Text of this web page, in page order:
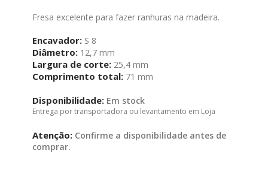
Fresa excelente para fazer ranhuras na madeira.
Encavador: S 8
Diâmetro: 12,7 mm
Largura de corte: 25,4 mm
Comprimento total: 71 mm
Disponibilidade: Em stock
Entrega por transportadora ou levantamento em Loja
Atenção: Confirme a disponibilidade antes de
comprar.